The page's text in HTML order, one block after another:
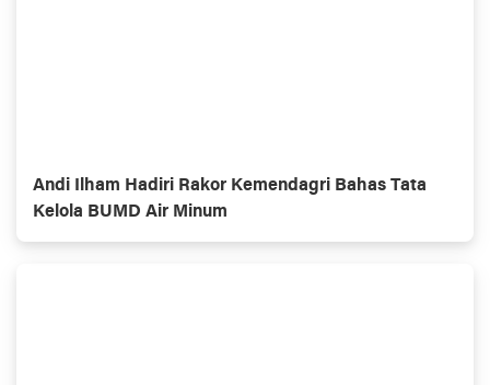
Andi Ilham Hadiri Rakor Kemendagri Bahas Tata
Kelola BUMD Air Minum